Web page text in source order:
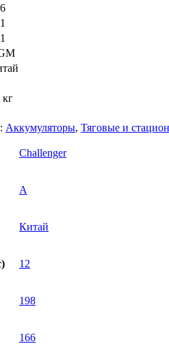
кг
Аккумуляторы, Тяговые и
Challenger
A
Китай
12
198
166